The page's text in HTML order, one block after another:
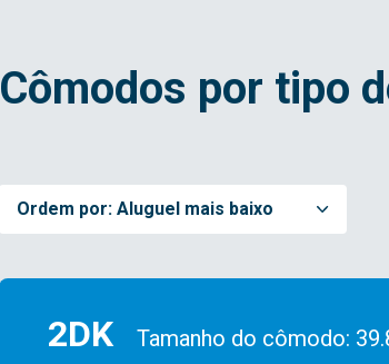
Cômodos por tipo
Ordem por: Aluguel mais baixo
2DK Tamanho do cômodo: